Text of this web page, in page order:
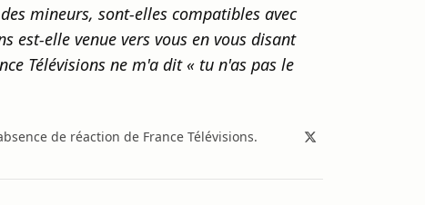
mineurs, sont-elles compatibles avec
est-elle venue vers vous en vous disant
Télévisions ne m'a dit « tu n'as pas le
de réaction de France Télévisions.